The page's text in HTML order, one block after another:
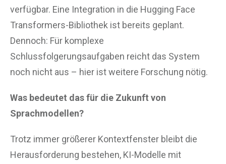
verfügbar. Eine Integration in die Hugging Face
Transformers-Bibliothek ist bereits geplant.
Dennoch: Für komplexe
Schlussfolgerungsaufgaben reicht das System
noch nicht aus – hier ist weitere Forschung nötig.
Was bedeutet das für die Zukunft von
Sprachmodellen?
Trotz immer größerer Kontextfenster bleibt die
Herausforderung bestehen, KI-Modelle mit